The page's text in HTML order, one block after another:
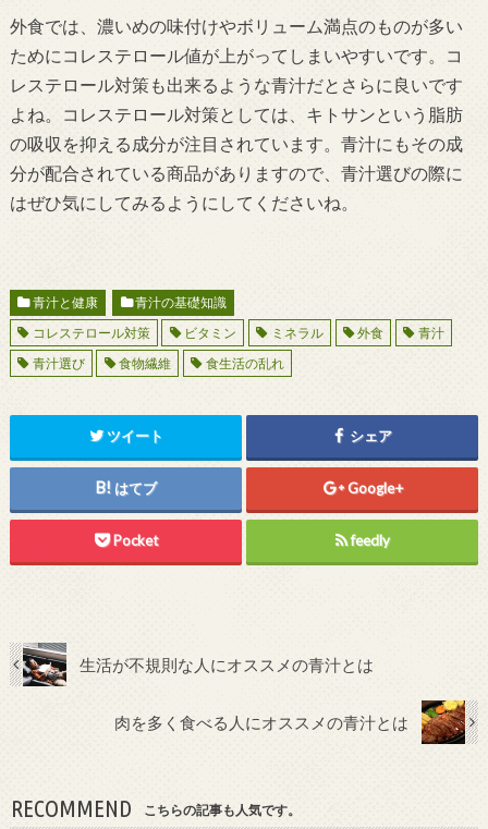
外食では、濃いめの味付けやボリューム満点のものが多い
ためにコレステロール値が上がってしまいやすいです。コ
レステロール対策も出来るような青汁だとさらに良いです
よね。コレステロール対策としては、キトサンという脂肪
の吸収を抑える成分が注目されています。青汁にもその成
分が配合されている商品がありますので、青汁選びの際に
はぜひ気にしてみるようにしてくださいね。
青汁と健康
青汁の基礎知識
コレステロール対策
ビタミン ミネラル 外食
青汁
青汁選び
食物繊維 食生活の乱れ
ツイート シェア
はてブ Google+
Pocket feedly
生活が不規則な人にオススメの青汁とは
肉を多く食べる人にオススメの青汁とは
RECOMMEND こちらの記事も人気です。